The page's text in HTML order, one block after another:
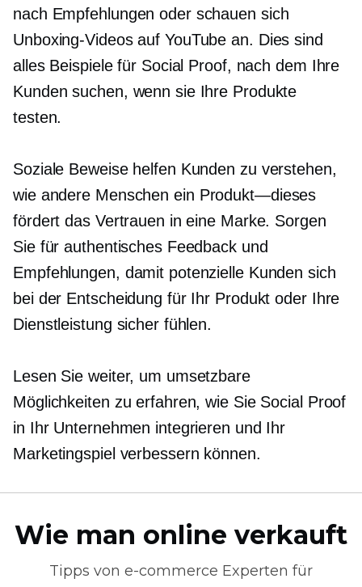
nach Empfehlungen oder schauen sich
Unboxing-Videos auf YouTube an. Dies sind
alles Beispiele für Social Proof, nach dem Ihre
Kunden suchen, wenn sie Ihre Produkte
testen.
Soziale Beweise helfen Kunden zu verstehen,
wie andere Menschen ein Produkt—dieses
fördert das Vertrauen in eine Marke. Sorgen
Sie für authentisches Feedback und
Empfehlungen, damit potenzielle Kunden sich
bei der Entscheidung für Ihr Produkt oder Ihre
Dienstleistung sicher fühlen.
Lesen Sie weiter, um umsetzbare
Möglichkeiten zu erfahren, wie Sie Social Proof
in Ihr Unternehmen integrieren und Ihr
Marketingspiel verbessern können.
Wie man online verkauft
Tipps von e-commerce Experten für